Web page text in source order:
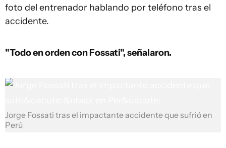
foto del entrenador hablando por teléfono tras el
accidente.
"Todo en orden con Fossati", señalaron.
Jorge Fossati tras el impactante accidente que sufrió en
Perú